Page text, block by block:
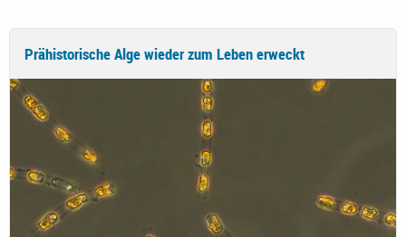
Prähistorische Alge wieder zum Leben erweckt